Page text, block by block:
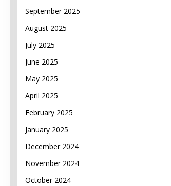
September 2025
August 2025
July 2025
June 2025
May 2025
April 2025
February 2025
January 2025
December 2024
November 2024
October 2024